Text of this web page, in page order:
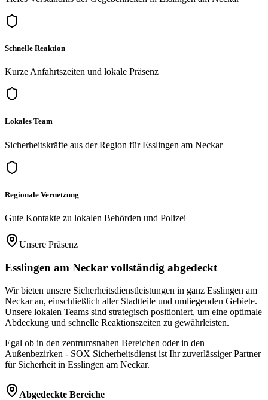
Schnelle Reaktion
Kurze Anfahrtszeiten und lokale Präsenz
Lokales Team
Sicherheitskräfte aus der Region für Esslingen am Neckar
Regionale Vernetzung
Gute Kontakte zu lokalen Behörden und Polizei
Unsere Präsenz
Esslingen am Neckar vollständig abgedeckt
Wir bieten unsere Sicherheitsdienstleistungen in ganz Esslingen am
Neckaran, einschließlich aller Stadtteile und umliegenden Gebiete.
Unsere lokalen Teams sind strategisch positioniert, um eine optimale
Abdeckung und schnelle Reaktionszeiten zu gewährleisten.
Egal ob in den zentrumsnahen Bereichen oder in den
Außenbezirken - SOX Sicherheitsdienst ist Ihr zuverlässiger Partner
für Sicherheit in Esslingen am Neckar.
Abgedeckte Bereiche